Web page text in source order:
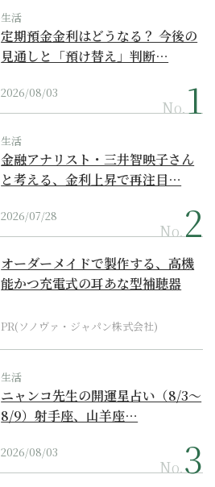
生活
定期預金金利はどうなる？ 今後の
見通しと「預け替え」判断…
2026/08/03
No.
生活
金融アナリスト・三井智映子さん
と考える、金利上昇で再注目…
2026/07/28
No.
オーダーメイドで製作する、高機
能かつ充電式の耳あな型補聴器
PR(ソノヴァ・ジャパン株式会社)
生活
ニャンコ先生の開運星占い（8/3～
8/9）射手座、山羊座…
2026/08/03
No.